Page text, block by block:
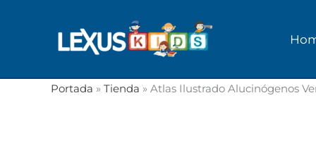
Portada » Tienda » Atlas Ilustrado Alucinógenos